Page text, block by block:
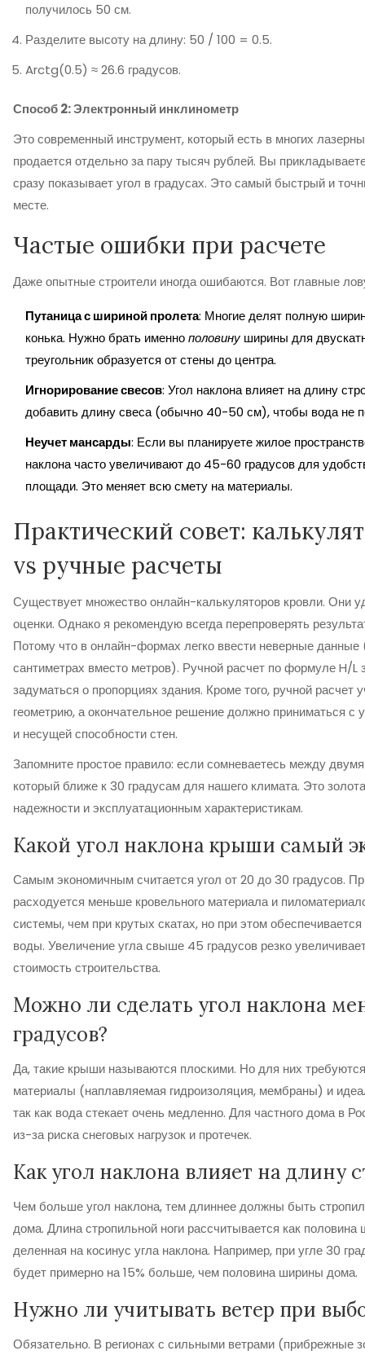
получилось 50 см.
Разделите высоту на длину: 50 / 100 = 0.5.
Arctg(0.5) ≈ 26.6 градусов.
Способ 2: Электронный инклинометр
Это современный инструмент, который есть в многих
продается отдельно за пару тысяч рублей. Вы
сразу показывает угол в градусах. Это самый быстрый и
месте.
Частые ошибки при расчете
Даже опытные строители иногда ошибаются. Вот главные
Путаница с шириной пролета: Многие делят полную
конька. Нужно брать именнополовину ширины для
треугольник образуется от стены до центра.
Игнорирование свесов: Угол наклона влияет на длину
добавить длину свеса (обычно 40-50 см), чтобы вода не
Неучет мансарды: Если вы планируете жилое
наклона часто увеличивают до 45-60 градусов для
площади. Это меняет всю смету на материалы.
Практический совет:
vs ручные расчеты
Существует множество онлайн-калькуляторов кровли. Они
оценки. Однако я рекомендую всегда перепроверять
Потому что в онлайн-формах легко ввести неверные данные
сантиметрах вместо метров). Ручной расчет по формуле H/L
задуматься о пропорциях здания. Кроме того, ручной расчет
геометрию, а окончательное решение должно приниматься с
и несущей способности стен.
Запомните простое правило: если сомневаетесь между
который ближе к 30 градусам для нашего климата. Это
надежности и эксплуатационным характеристикам.
Какой угол наклона крыши самый
Самым экономичным считается угол от 20 до 30 градусов.
расходуется меньше кровельного материала и
системы, чем при крутых скатах, но при этом
воды. Увеличение угла свыше 45 градусов резко
стоимость строительства.
Можно ли сделать угол наклона
градусов?
Да, такие крыши называются плоскими. Но для них
материалы (наплавляемая гидроизоляция, мембраны) и
так как вода стекает очень медленно. Для частного дома в
из-за риска снеговых нагрузок и протечек.
Как угол наклона влияет на длину
Чем больше угол наклона, тем длиннее должны быть
дома. Длина стропильной ноги рассчитывается как
деленная на косинус угла наклона. Например, при угле 30
будет примерно на 15% больше, чем половина ширины дома.
Нужно ли учитывать ветер при
Обязательно. В регионах с сильными ветрами (прибрежные